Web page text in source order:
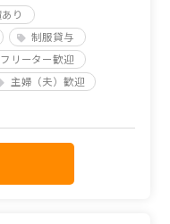
り
制服貸与
フリーター歓迎
主婦（夫）歓迎